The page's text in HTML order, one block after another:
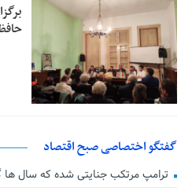
گفتگو اختصاصی صبح اقتصاد
ترامپ مرتکب جنایتی شده که سال ها